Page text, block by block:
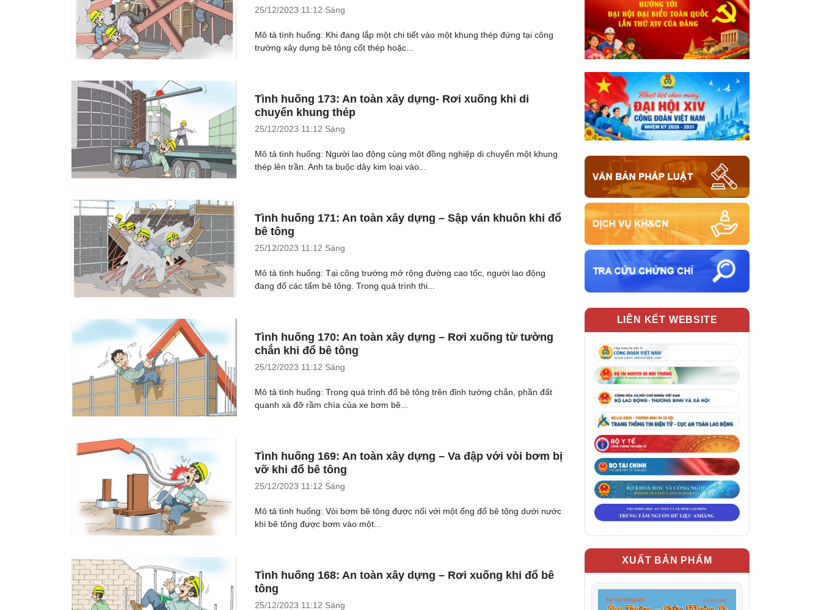
25/12/2023 11:12 Sáng
Mô tả tình huống: Khi đang lắp một chi tiết vào một khung thép đứng tại công
trường xây dựng bê tông cốt thép hoặc...
Tình huống 173: An toàn xây dựng- Rơi xuống khi di
chuyển khung thép
25/12/2023 11:12 Sáng
Mô tả tình huống: Người lao động cùng một đồng nghiệp di chuyển một khung
thép lên trần. Anh ta buộc dây kim loại vào...
Tình huống 171: An toàn xây dựng – Sập ván khuôn khi đổ
bê tông
25/12/2023 11:12 Sáng
Mô tả tình huống: Tại công trường mở rộng đường cao tốc, người lao động
đang đổ các tấm bê tông. Trong quá trình thi...
Tình huống 170: An toàn xây dựng – Rơi xuống từ tường
chắn khi đổ bê tông
25/12/2023 11:12 Sáng
Mô tả tình huống: Trong quá trình đổ bê tông trên đỉnh tường chắn, phần đất
quanh xà đỡ rầm chìa của xe bơm bê...
Tình huống 169: An toàn xây dựng – Va đập với vòi bơm bị
vỡ khi đổ bê tông
25/12/2023 11:12 Sáng
Mô tả tình huống: Vòi bơm bê tông được nối với một ống đổ bê tông dưới nước
khi bê tông được bơm vào một...
Tình huống 168: An toàn xây dựng – Rơi xuống khi đổ bê
tông
25/12/2023 11:12 Sáng
LIÊN KẾT WEBSITE
XUẤT BẢN PHẨM